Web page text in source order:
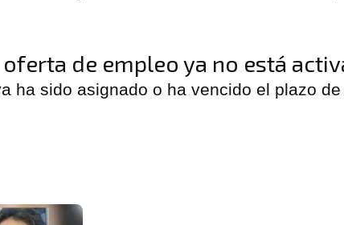
oferta de empleo ya no está
ha sido asignado o ha vencido el plazo